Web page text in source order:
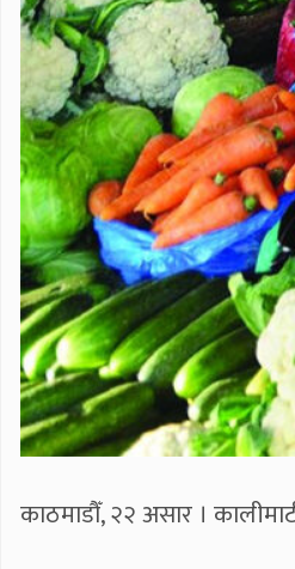
काठमाडौँ, २२ असार ।